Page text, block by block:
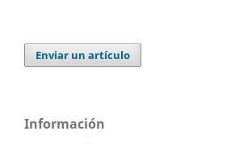
Enviar un artículo
Información